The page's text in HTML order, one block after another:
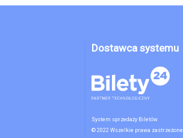
Dostawca systemu
System sprzedaży Biletów
© 2022 Wszelkie prawa zastrzeżone